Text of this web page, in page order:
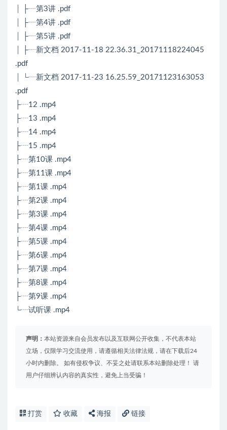
│ ├┈第3讲 .pdf
│ ├┈第4讲 .pdf
│ ├┈第5讲 .pdf
│ ├┈新文档 2017-11-18 22.36.31_20171118224045
.pdf
│ └┈新文档 2017-11-23 16.25.59_20171123163053
.pdf
├┈12 .mp4
├┈13 .mp4
├┈14 .mp4
├┈15 .mp4
├┈第10课 .mp4
├┈第11课 .mp4
├┈第1课 .mp4
├┈第2课 .mp4
├┈第3课 .mp4
├┈第4课 .mp4
├┈第5课 .mp4
├┈第6课 .mp4
├┈第7课 .mp4
├┈第8课 .mp4
├┈第9课 .mp4
└┈试听课 .mp4
声明： 本站资源来自会员发布以及互联网公开收集，不代表本站
立场，仅限学习交流使用，请遵循相关法律法规，请在下载后24
小时内删除。 如有侵权争议、不妥之处请联系本站删除处理！ 请
用户仔细辨认内容的真实性，避免上当受骗！
打赏 收藏 海报 链接